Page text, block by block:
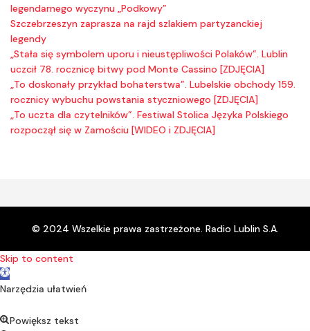
legendarnego wyczynu „Podkowy”
Szczebrzeszyn zaprasza na rajd szlakiem partyzanckiej
legendy
„Stała się symbolem uporu i nieustępliwości Polaków”. Lublin
uczcił 78. rocznicę bitwy pod Monte Cassino [ZDJĘCIA]
„To doskonały przykład bohaterstwa”. Lubelskie obchody 159.
rocznicy wybuchu powstania styczniowego [ZDJĘCIA]
„To uczta dla czytelników”. Festiwal Stolica Języka Polskiego
rozpoczął się w Zamościu [WIDEO i ZDJĘCIA]
© 2024 Wszelkie prawa zastrzeżone. Radio Lublin S.A.
Skip to content
Open toolbar
Narzędzia ułatwień
Powiększ tekst